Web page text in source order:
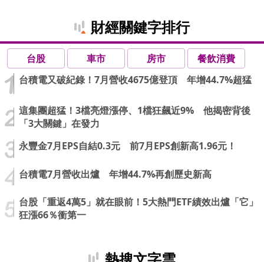
財經關鍵字排行
台股 車市 房市
餐飲消費
台積電又破紀錄！7月營收4675億登頂 年增44.7%超猛
這集團超猛！3檔亮燈漲停、1檔狂飆近9% 他揭密背後
「3大關鍵」在發力
永豐金7月EPS自結0.3元 前7月EPS創新高1.96元！
台積電7月營收出爐 年增44.7%再創歷史新高
台股「重返4萬5」就在眼前！5大熱門ETF績效出爐「它」
狂漲66％衝第一